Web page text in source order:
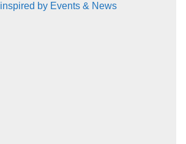
by Events & News